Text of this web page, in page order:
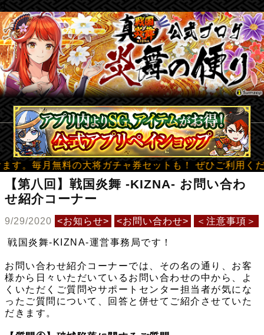
b
無料の大将ガチャ券セットも！ ぜひご利用ください！
【第八回】戦国炎舞 -KIZNA- お問い合わ
せ紹介コーナー
9/29/2020 <お知らせ> <お問い合わせ> ＜注意事項＞
戦国炎舞-KIZNA-運営事務局です！
お問い合わせ紹介コーナーでは、その名の通り、お客
様から日々いただいているお問い合わせの中から、よ
くいただくご質問やサポートセンター担当者が気にな
ったご質問について、回答と併せてご紹介させていた
だきます。